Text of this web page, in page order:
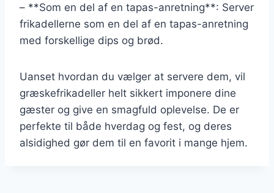
– **Som en del af en tapas-anretning**: Server
frikadellerne som en del af en tapas-anretning
med forskellige dips og brød.
Uanset hvordan du vælger at servere dem, vil
græskefrikadeller helt sikkert imponere dine
gæster og give en smagfuld oplevelse. De er
perfekte til både hverdag og fest, og deres
alsidighed gør dem til en favorit i mange hjem.